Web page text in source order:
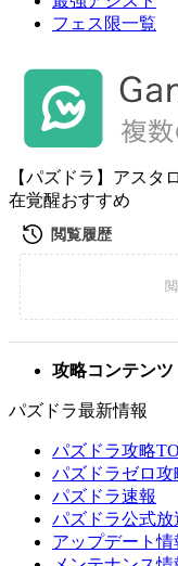
フェス限一覧
【パズドラ】アス
在覚醒おすすめ
攻略コンテンツ
パズドラ最新情報
パズドラ攻略
パズドラゼロ攻
パズドラ速報
パズドラ公式放
アップデート情